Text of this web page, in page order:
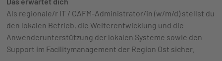
Als regionale/r IT / CAFM-Administrator/in (w/m/d) stellst du
den lokalen Betrieb, die Weiterentwicklung und die
Anwenderunterstützung der lokalen Systeme sowie den
Support im Facilitymanagement der Region Ost sicher.